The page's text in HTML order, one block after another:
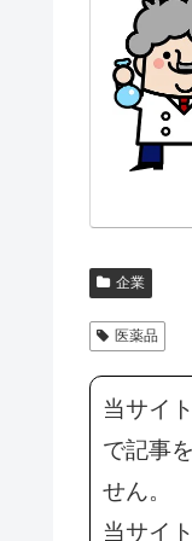
企業
医薬品
当サイ
で記事
せん。
当サイ